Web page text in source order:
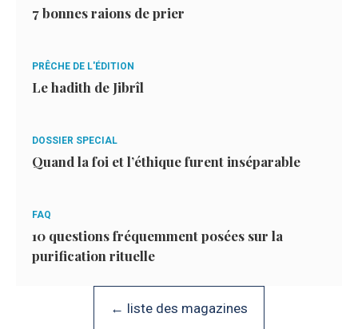
7 bonnes raions de prier
PRÊCHE DE L'ÉDITION
Le hadith de Jibrîl
DOSSIER SPECIAL
Quand la foi et l’éthique furent inséparable
FAQ
10 questions fréquemment posées sur la
purification rituelle
← liste des magazines